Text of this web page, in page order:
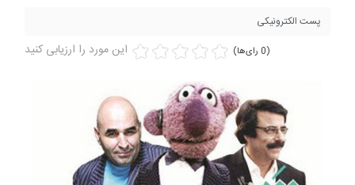
پست الکترونیکی
این مورد را ارزیابی کنید (0 رای‌ها)